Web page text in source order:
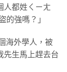
人都姓ㄑㄧㄤ
的強嗎？」
海外學人，被
先生馬上趕去台